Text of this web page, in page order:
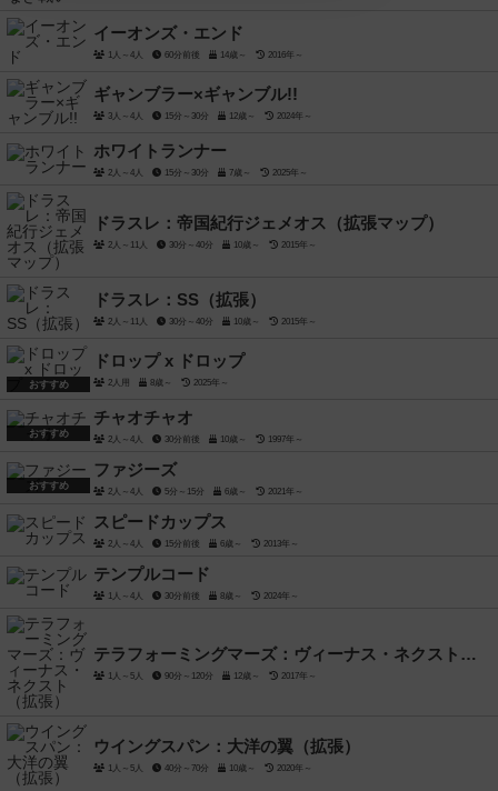
イーオンズ・エンド
1人～4人 60分前後 14歳～ 2016年～
ギャンブラー×ギャンブル!!
3人～4人 15分～30分 12歳～ 2024年～
ホワイトランナー
2人～4人 15分～30分 7歳～ 2025年～
ドラスレ：帝国紀行ジェメオス（拡張マップ）
2人～11人 30分～40分 10歳～ 2015年～
ドラスレ：SS（拡張）
2人～11人 30分～40分 10歳～ 2015年～
おすすめ
ドロップ x ドロップ
2人用 8歳～ 2025年～
おすすめ
チャオチャオ
2人～4人 30分前後 10歳～ 1997年～
おすすめ
ファジーズ
2人～4人 5分～15分 6歳～ 2021年～
スピードカップス
2人～4人 15分前後 6歳～ 2013年～
テンプルコード
1人～4人 30分前後 8歳～ 2024年～
テラフォーミングマーズ：ヴィーナス・ネクスト（拡張）
1人～5人 90分～120分 12歳～ 2017年～
ウイングスパン：大洋の翼（拡張）
1人～5人 40分～70分 10歳～ 2020年～